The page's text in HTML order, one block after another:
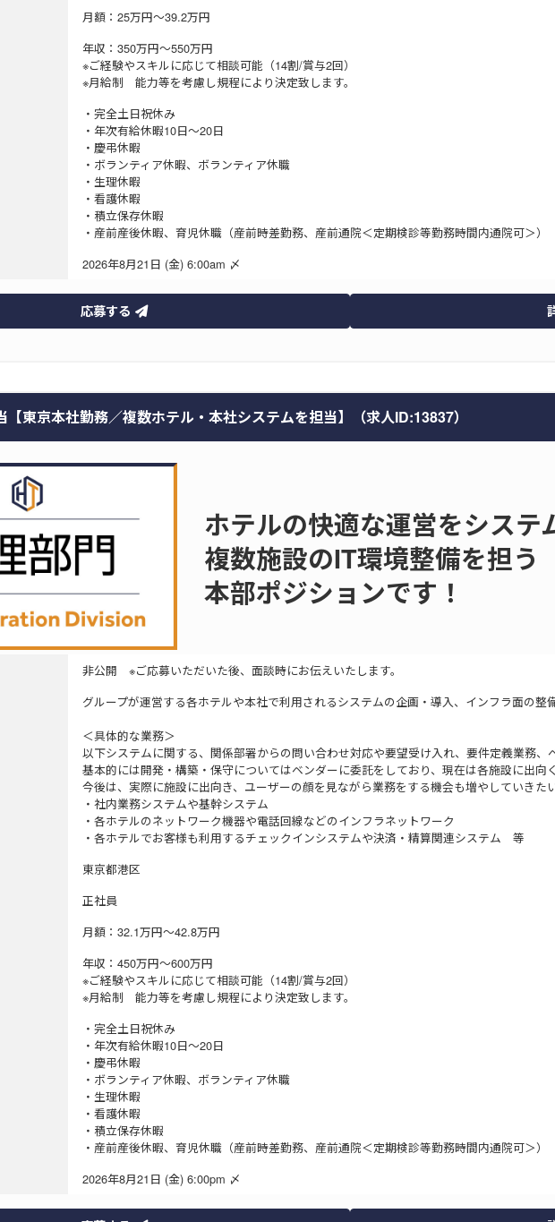
月額：25万円～39.2万円
年収：350万円～550万円
※ご経験やスキルに応じて相談可能（14割/賞与2回）
※月給制 能力等を考慮し規程により決定致します。
・完全土日祝休み
・年次有給休暇10日～20日
・慶弔休暇
・ボランティア休暇、ボランティア休職
・生理休暇
・看護休暇
・積立保存休暇
・産前産後休暇、育児休職（産前時差勤務、産前通院＜定期検診等勤務時間内通院可＞）
2026年8月21日 (金) 6:00am 〆
応募する
【東京本社勤務／複数ホテル・本社システムを担当】（求人ID:13837）
ホテルの快適な運営をシス
複数施設のIT環境整備を担う
本部ポジションです！
非公開 ※ご応募いただいた後、面談時にお伝えいたします。
グループが運営する各ホテルや本社で利用されるシステムの企画・導入、インフラ面の整
＜具体的な業務＞
以下システムに関する、関係部署からの問い合わせ対応や要望受け入れ、要件定義業務、
基本的には開発・構築・保守についてはベンダーに委託をしており、現在は各施設に出向
今後は、実際に施設に出向き、ユーザーの顔を見ながら業務をする機会も増やしていきた
・社内業務システムや基幹システム
・各ホテルのネットワーク機器や電話回線などのインフラネットワーク
・各ホテルでお客様も利用するチェックインシステムや決済・精算関連システム 等
東京都港区
正社員
月額：32.1万円～42.8万円
年収：450万円～600万円
※ご経験やスキルに応じて相談可能（14割/賞与2回）
※月給制 能力等を考慮し規程により決定致します。
・完全土日祝休み
・年次有給休暇10日～20日
・慶弔休暇
・ボランティア休暇、ボランティア休職
・生理休暇
・看護休暇
・積立保存休暇
・産前産後休暇、育児休職（産前時差勤務、産前通院＜定期検診等勤務時間内通院可＞）
2026年8月21日 (金) 6:00pm 〆